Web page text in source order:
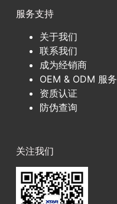
服务支持
关于我们
联系我们
成为经销商
OEM & ODM 服务
资质认证
防伪查询
关注我们